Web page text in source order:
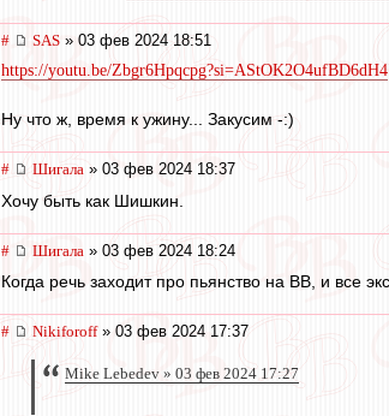
# SAS » 03 фев 2024 18:51
https://youtu.be/Zbgr6Hpqcpg?si=AStOK2O4ufBD6dH4
Ну что ж, время к ужину... Закусим -:)
# Шигала » 03 фев 2024 18:37
Хочу быть как Шишкин.
# Шигала » 03 фев 2024 18:24
Когда речь заходит про пьянство на ВВ, и все
# Nikiforoff» 03 фев 2024 17:37
Mike Lebedev » 03 фев 2024 17:27